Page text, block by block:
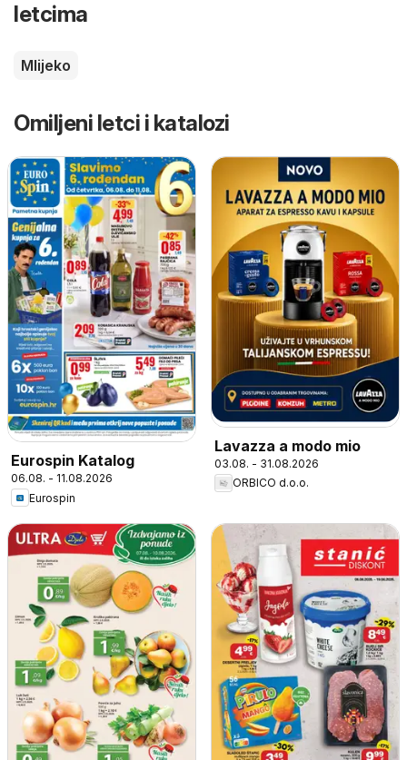
letcima
Mlijeko
Omiljeni letci i katalozi
Eurospin Katalog
06.08. - 11.08.2026
Eurospin
Lavazza a modo mio
03.08. - 31.08.2026
ORBICO d.o.o.